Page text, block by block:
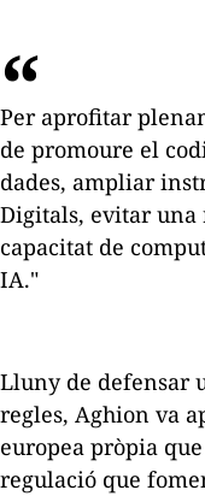
Per aprofitar
de promoure el
dades, ampliar
Digitals, evitar una
capacitat de
IA."
Lluny de defensar
regles, Aghion va
europea pròpia
regulació que